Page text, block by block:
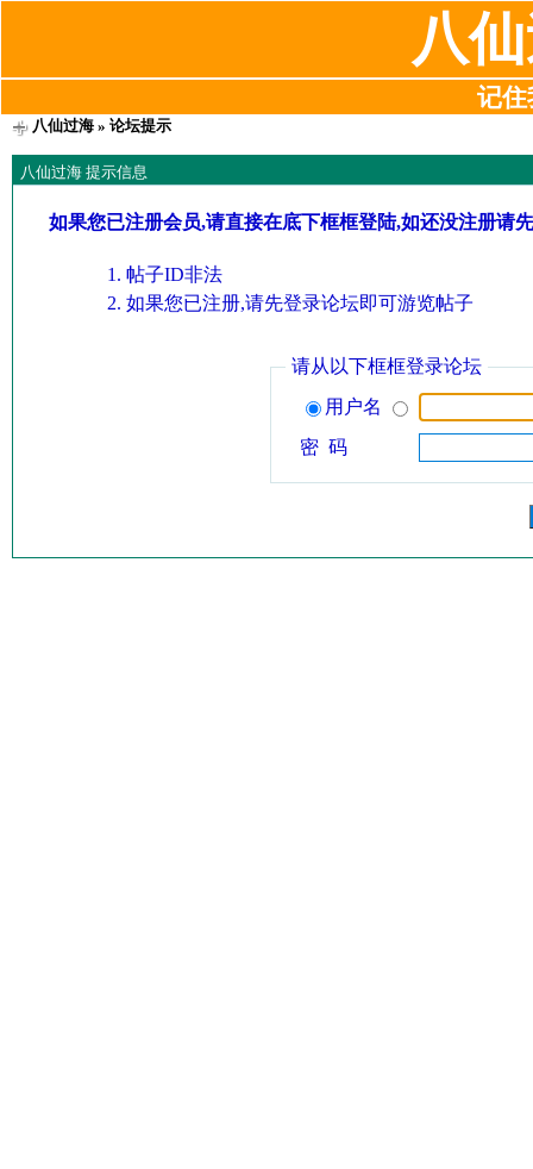
八
记住
八仙过海» 论坛提示
八仙过海 提示信息
如果您已注册会员,请直接在底下框框登陆,如还没注册请
帖子ID非法
如果您已注册,请先登录论坛即可游览帖子
请从以下框框登录论坛
用户名
密 码